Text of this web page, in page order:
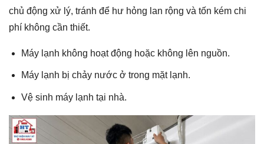
chủ động xử lý, tránh để hư hỏng lan rộng và tốn kém chi
phí không cần thiết.
Máy lạnh không hoạt động hoặc không lên nguồn.
Máy lạnh bị chảy nước ở trong mặt lạnh.
Vệ sinh máy lạnh tại nhà.